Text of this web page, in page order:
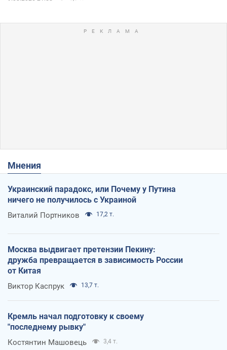
Мнения
Украинский парадокс, или Почему у Путина
ничего не получилось с Украиной
Виталий Портников 17,2 т.
Москва выдвигает претензии Пекину:
дружба превращается в зависимость России
от Китая
Виктор Каспрук 13,7 т.
Кремль начал подготовку к своему
"последнему рывку"
Костянтин Машовець 3,4 т.